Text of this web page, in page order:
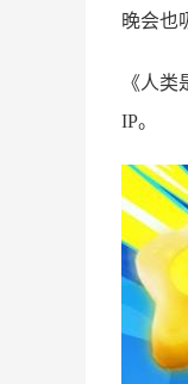
晚会也
《人
IP。